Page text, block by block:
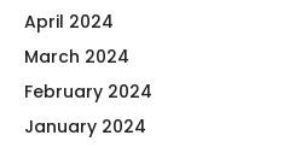
April 2024
March 2024
February 2024
January 2024